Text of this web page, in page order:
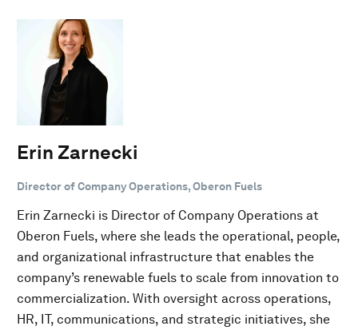
Erin Zarnecki
Director of Company Operations, Oberon Fuels
Erin Zarnecki is Director of Company Operations at
Oberon Fuels, where she leads the operational, people,
and organizational infrastructure that enables the
company’s renewable fuels to scale from innovation to
commercialization. With oversight across operations,
HR, IT, communications, and strategic initiatives, she